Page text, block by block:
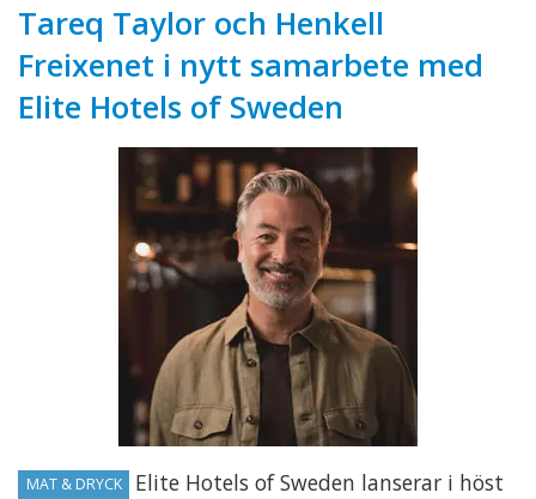
Tareq Taylor och Henkell
Freixenet i nytt samarbete med
Elite Hotels of Sweden
MAT & DRYCK
Elite Hotels of Sweden lanserar i höst